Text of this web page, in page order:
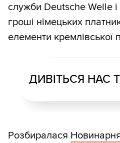
служби Deutsche Welle
гроші німецьких
елементи кремлівської
ДИВІТЬСЯ НАС
Розбиралася